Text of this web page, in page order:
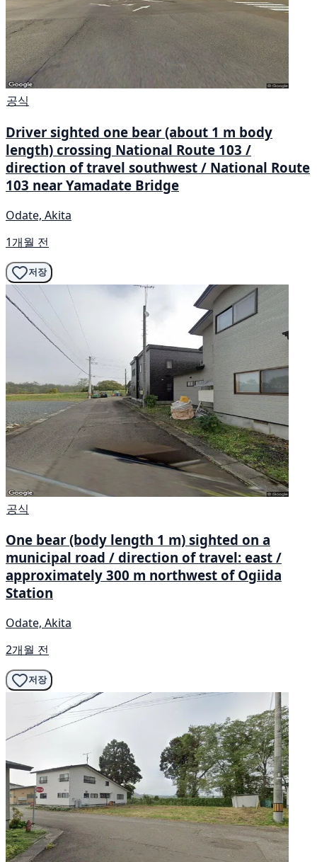
공식
Driver sighted one bear (about 1 m body
length) crossing National Route 103 /
direction of travel southwest / National Route
103 near Yamadate Bridge
Odate, Akita
1개월 전
저장
공식
One bear (body length 1 m) sighted on a
municipal road / direction of travel: east /
approximately 300 m northwest of Ogiida
Station
Odate, Akita
2개월 전
저장